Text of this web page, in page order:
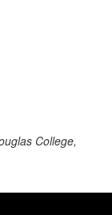
College,